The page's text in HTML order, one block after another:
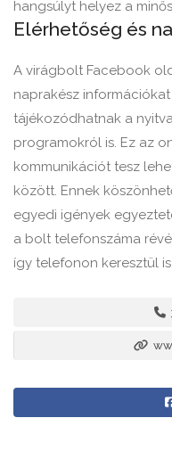
hangsúlyt helyez a
Elérhetőség és
A virágbolt Facebook
naprakész
tájékozódhatnak a
programokról is. Ez az
kommunikációt tesz
között. Ennek
egyedi igények
a bolt telefonszáma
így telefonon keresztül